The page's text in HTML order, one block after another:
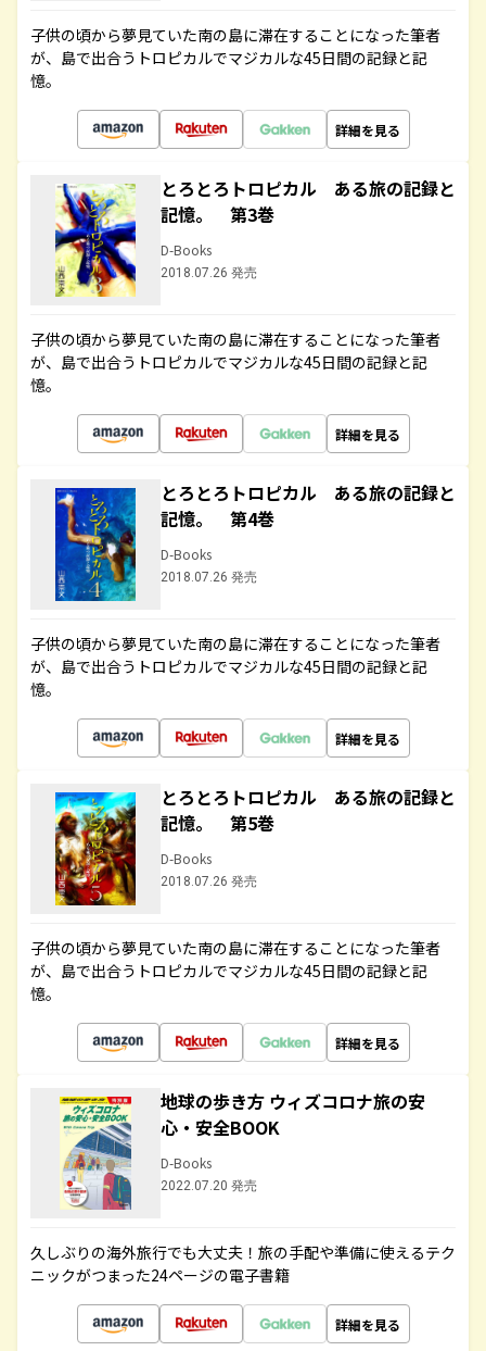
子供の頃から夢見ていた南の島に滞在することになった筆者
が、島で出合うトロピカルでマジカルな45日間の記録と記
憶。
詳細を見る
とろとろトロピカル ある旅の記録と
記憶。 第3巻
D-Books
2018.07.26 発売
子供の頃から夢見ていた南の島に滞在することになった筆者
が、島で出合うトロピカルでマジカルな45日間の記録と記
憶。
詳細を見る
とろとろトロピカル ある旅の記録と
記憶。 第4巻
D-Books
2018.07.26 発売
子供の頃から夢見ていた南の島に滞在することになった筆者
が、島で出合うトロピカルでマジカルな45日間の記録と記
憶。
詳細を見る
とろとろトロピカル ある旅の記録と
記憶。 第5巻
D-Books
2018.07.26 発売
子供の頃から夢見ていた南の島に滞在することになった筆者
が、島で出合うトロピカルでマジカルな45日間の記録と記
憶。
詳細を見る
地球の歩き方 ウィズコロナ旅の安
心・安全BOOK
D-Books
2022.07.20 発売
久しぶりの海外旅行でも大丈夫！旅の手配や準備に使えるテク
ニックがつまった24ページの電子書籍
詳細を見る